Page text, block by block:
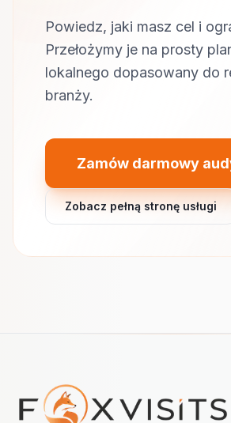
Powiedz, jaki masz cel i
Przełożymy je na prosty
lokalnego dopasowany do
branży.
Zamów darmowy
Zobacz pełną stronę usługi
Nawigacja w stopce